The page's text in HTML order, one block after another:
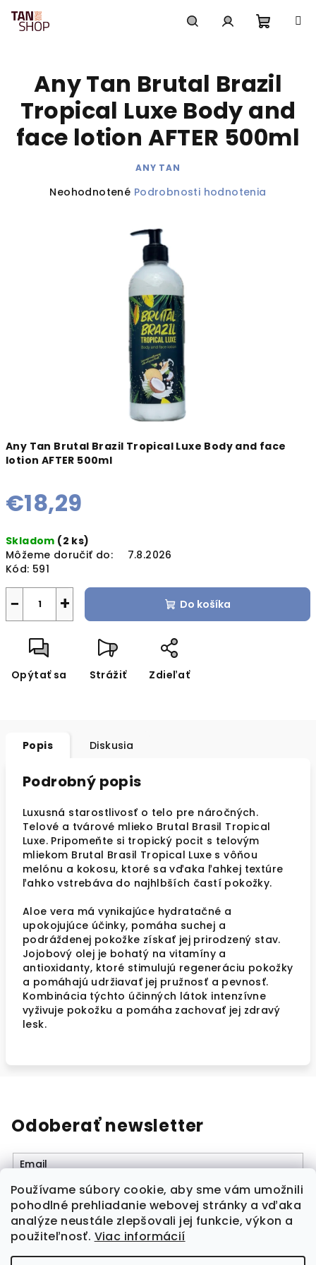
Používame súbory cookie, aby sme vám umožnili
pohodlné prehliadanie webovej stránky a vďaka
analýze neustále zlepšovali jej funkcie, výkon a
použiteľnosť. Viac informácií
obsah
košík
Any Tan Brutal Brazil Tropical Luxe Body and face
lotion AFTER 500ml
€18,29
cena:
Skladom (2 ks)
Môžeme doručiť do:
7.8.2026
Kód: 591
+
− Do košíka
Opýtať sa Strážiť Zdieľať
Any Tan Brutal Brazil
Tropical Luxe Body and
face lotion AFTER 500ml
ANY TAN
Priemerné
Neohodnotené Podrobnosti hodnotenia
Popis Diskusia
Podrobný popis
Luxusná starostlivosť o telo pre náročných.
Telové a tvárové mlieko Brutal Brasil Tropical
Luxe. Pripomeňte si tropický pocit s telovým
mliekom Brutal Brasil Tropical Luxe s vôňou
melónu a kokosu, ktoré sa vďaka ľahkej textúre
ľahko vstrebáva do najhlbších častí pokožky.
Aloe vera má vynikajúce hydratačné a
upokojujúce účinky, pomáha suchej a
podráždenej pokožke získať jej prirodzený stav.
Jojobový olej je bohatý na vitamíny a
antioxidanty, ktoré stimulujú regeneráciu pokožky
a pomáhajú udržiavať jej pružnosť a pevnosť.
Kombinácia týchto účinných látok intenzívne
vyživuje pokožku a pomáha zachovať jej zdravý
lesk.
Odoberať newsletter
Email
Vložením e-mailu súhlasíte spodmienkami
ochrany osobných údajov